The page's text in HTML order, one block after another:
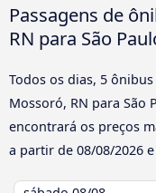
Passagens de
RN para São
Todos os dias, 5
Mossoró, RN para São
encontrará os preços
a partir de 08/08/2026